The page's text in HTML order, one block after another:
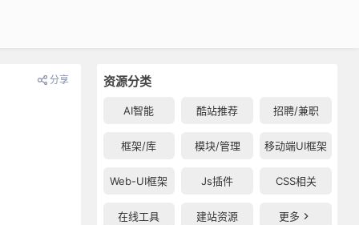
资源分类
AI智能 酷站推荐 招聘/兼职
框架/库 模块/管理 移动端UI框架
Web-UI框架 Js插件 CSS相关
在线工具 建站资源 更多
分享